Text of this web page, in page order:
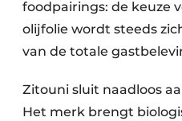
foodpairings: de keuze
olijfolie wordt steeds
van de totale
Zitouni sluit naadloos
Het merk brengt